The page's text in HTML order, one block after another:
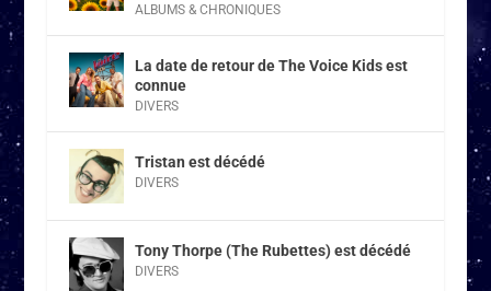
ALBUMS & CHRONIQUES
La date de retour de The Voice Kids est
connue
DIVERS
Tristan est décédé
DIVERS
Tony Thorpe (The Rubettes) est décédé
DIVERS